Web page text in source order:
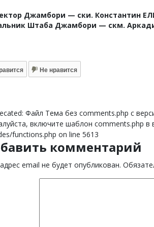
Джамбори — ски. Константин
Штаба Джамбори — скм.
Не нравится
Файл Тема без comments.php с
включите шаблон comments.php
functions.php on line 5613
комментарий
email не будет опубликован.